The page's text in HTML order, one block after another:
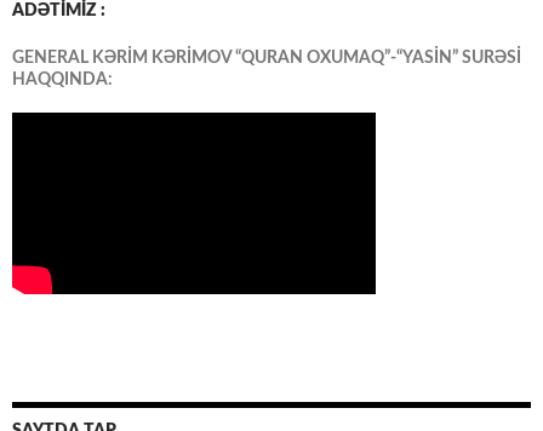
ADƏTİMİZ :
GENERAL KƏRİM KƏRİMOV “QURAN OXUMAQ”-“YASİN” SURƏSİ
HAQQINDA: